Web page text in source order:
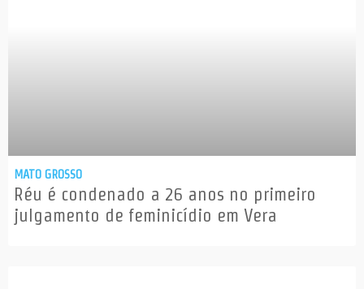
MATO GROSSO
Réu é condenado a 26 anos no primeiro
julgamento de feminicídio em Vera